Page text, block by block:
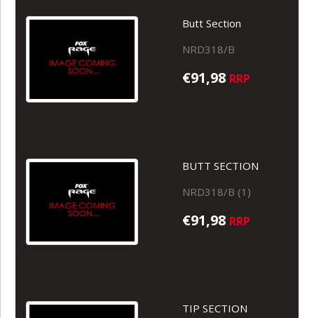
Butt Section
NRD318/B
€91,98 RRP
BUTT SECTION
NRD318/B (1)
€91,98 RRP
TIP SECTION